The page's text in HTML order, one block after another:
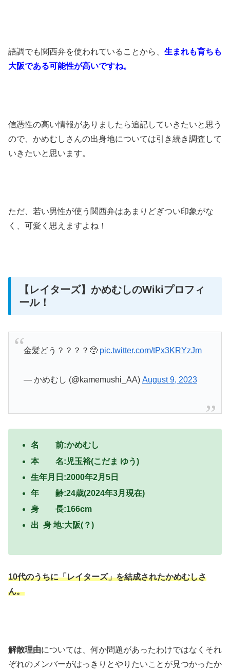
語調でも関西弁を使われていることから、 生まれも育ちも
大阪である可能性が高いですね。
信憑性の高い情報がありましたら追記していきたいと思う
ので、かめむしさんの出身地については引き続き調査して
いきたいと思います。
ただ、若い男性が使う関西弁はあまりどぎつい印象がな
く、可愛く思えますよね！
【レイターズ】かめむしのWikiプロフィ
ール！
金髪どう？？？？🥺 pic.twitter.com/tPx3KRYzJm
— かめむし (@kamemushi_AA) August 9, 2023
名 前:かめむし
本 名:児玉裕(こだま ゆう)
生年月日:2000年2月5日
年 齢:24歳(2024年3月現在)
身 長:166cm
出 身 地:大阪(？)
10代のうちに「レイターズ」を結成されたかめむしさ
ん。
解散理由については、何か問題があったわけではなくそれ
ぞれのメンバーがはっきりとやりたいことが見つかったか